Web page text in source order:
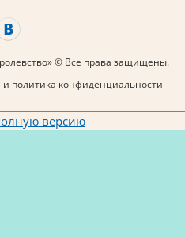
© Все права защищены.
политика конфиденциальности
версию